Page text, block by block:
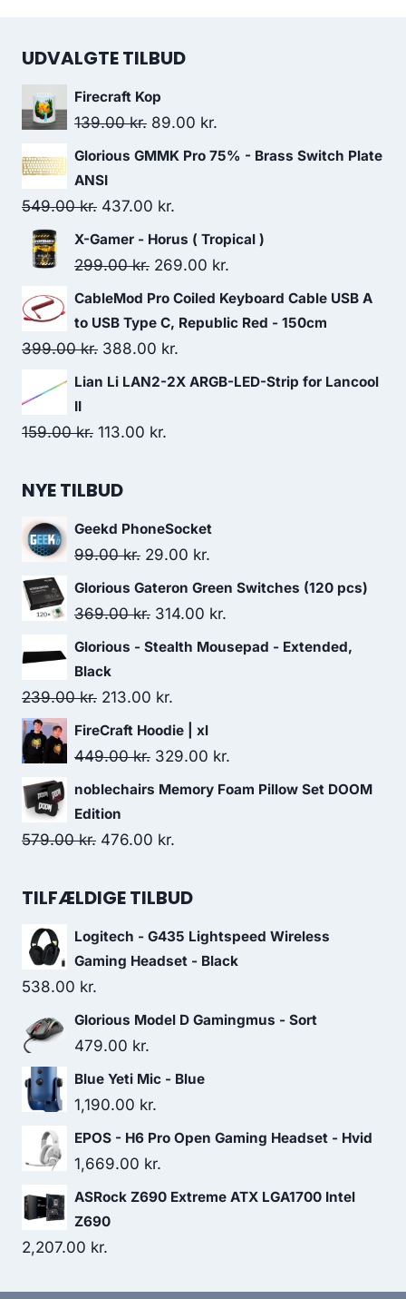
UDVALGTE TILBUD
Firecraft Kop
139.00kr. Original
price
139.00 kr..
89.00 kr.
price
Glorious GMMK Pro 75% - Brass Switch Plate
ANSI
549.00kr. Original
price
was:
437.00 kr.
price
is:
X-Gamer - Horus ( Tropical )
299.00kr. Original
price
was:
299.00 kr..
269.00 kr.
price
is:
CableMod Pro Coiled Keyboard Cable USB A
to USB Type C, Republic Red - 150cm
399.00kr. Original
price
399.00 kr..
388.00 kr.
price
Lian Li LAN2-2X ARGB-LED-Strip for Lancool
II
159.00kr. Original
was:
113.00 kr.
NYE TILBUD
Geekd PhoneSocket
99.00kr. Original
price
was:
29.00 kr.
price
is:
Glorious Gateron Green Switches (120 pcs)
369.00kr. Original
price
369.00 kr..
314.00 kr.
price
Glorious - Stealth Mousepad - Extended,
Black
239.00kr. Original
price
was:
213.00 kr.
price
is:
FireCraft Hoodie | xl
449.00kr. Original
price
449.00 kr..
329.00 kr.
price
noblechairs Memory Foam Pillow Set DOOM
Edition
579.00kr. Original
was:
476.00 kr.
is:
TILFÆLDIGE TILBUD
Logitech - G435 Lightspeed Wireless
Gaming Headset - Black
538.00 kr.
Glorious Model D Gamingmus - Sort
479.00 kr.
Blue Yeti Mic - Blue
1,190.00 kr.
EPOS - H6 Pro Open Gaming Headset - Hvid
1,669.00 kr.
ASRock Z690 Extreme ATX LGA1700 Intel
Z690
2,207.00 kr.